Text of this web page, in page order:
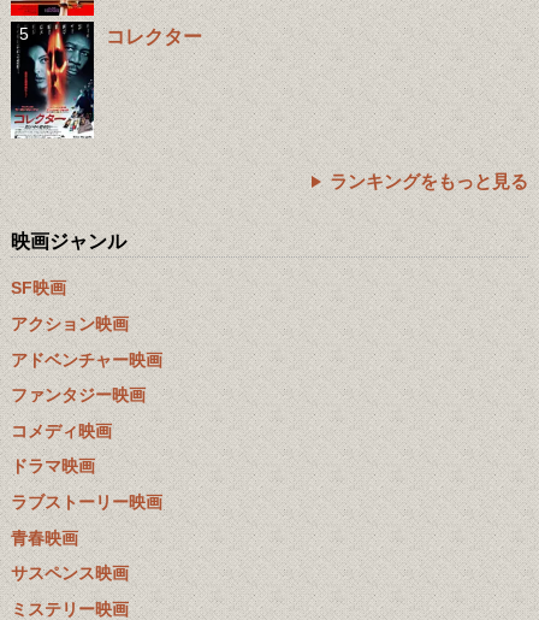
コレクター
ランキングをもっと見る
映画ジャンル
SF映画
アクション映画
アドベンチャー映画
ファンタジー映画
コメディ映画
ドラマ映画
ラブストーリー映画
青春映画
サスペンス映画
ミステリー映画